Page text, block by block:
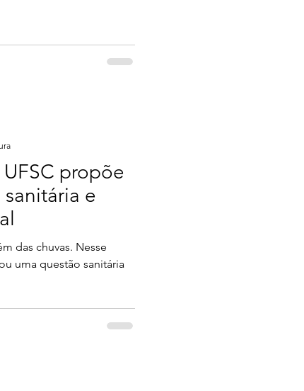
propõe
e
das chuvas. Nesse
uma questão sanitária